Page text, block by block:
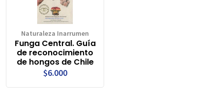
Naturaleza Inarrumen
Funga Central. Guía
de reconocimiento
de hongos de Chile
$6.000